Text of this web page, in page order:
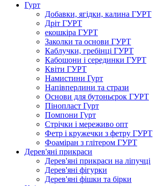
Гурт
Добавки, ягідки, калина ГУРТ
Дріт ГУРТ
екошкіра ГУРТ
Заколки та основи ГУРТ
Каблучки, гребінці ГУРТ
Кабошони і серединки ГУРТ
Квіти ГУРТ
Намистини Гурт
Напівперлини та стрази
Основи для бутоньєрок ГУРТ
Пінопласт Гурт
Помпони Гурт
Стрічки і мереживо опт
Фетр і кружечки з фетру ГУРТ
Фоаміран з глітером ГУРТ
Дерев'яні прикраси
Дерев'яні прикраси на ліпучці
Дерев'яні фігурки
Дерев'яні фішки та бірки